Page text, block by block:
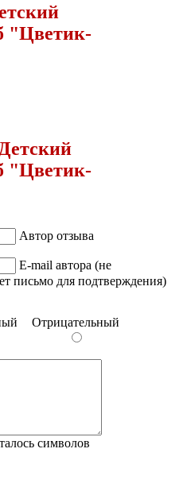
"Цветик-
Детский
"Цветик-
Автор отзыва
E-mail автора (не
письмо для подтверждения)
Отрицательный
символов